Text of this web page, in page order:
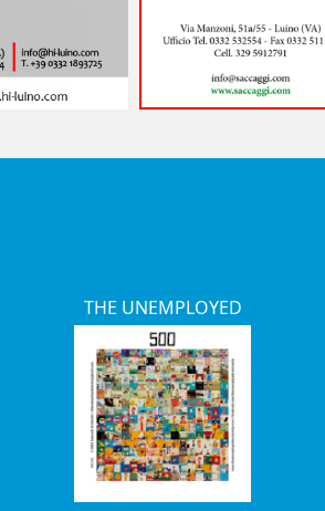
THE UNEMPLOYED